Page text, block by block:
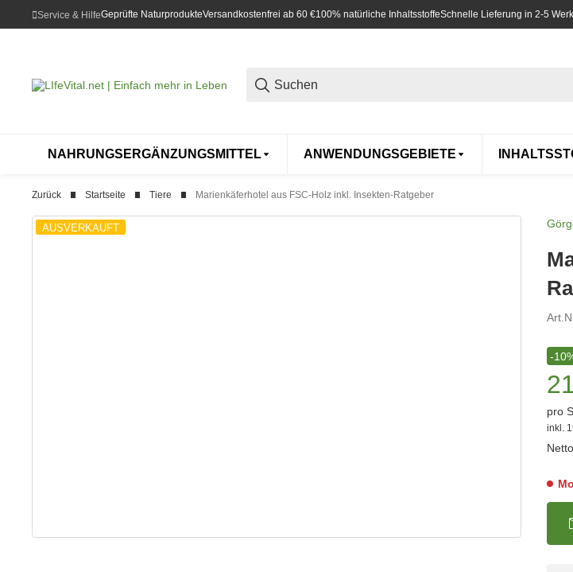
Service & HilfeGeprüfte NaturprodukteVersandkostenfrei ab 60 €100% natürliche InhaltsstoffeSchnelle Lieferung in 2-5
NAHRUNGSERGÄNZUNGSMITTEL ANWENDUNGSGEBIETE
Zurück Startseite Tiere Marienkäferhotel aus FSC-Holz inkl. Insekten-Ratgeber
AUSVERKAUFT
-
pro
inkl.